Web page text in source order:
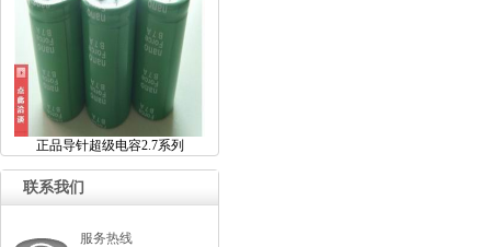
正品导针超级电容2.7系列
联系我们
服务热线